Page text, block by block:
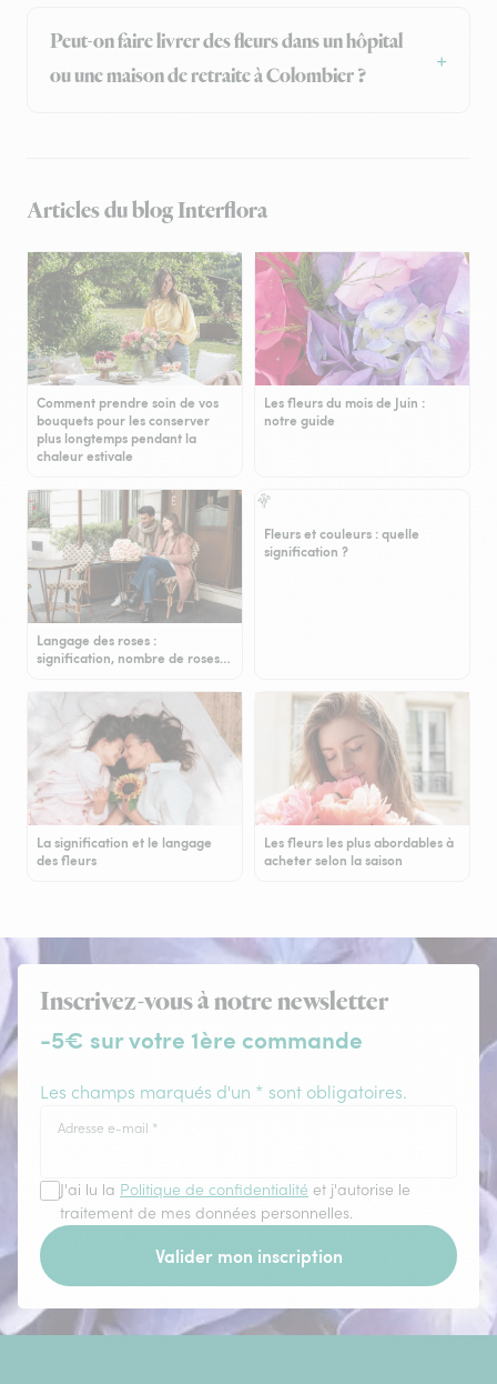
Peut-on faire livrer des fleurs dans un hôpital
ou une maison de retraite à Colombier ?
Articles du blog Interflora
Comment prendre soin de vos
bouquets pour les conserver
plus longtemps pendant la
chaleur estivale
Les fleurs du mois de Juin :
notre guide
Langage des roses :
signification, nombre de roses…
Fleurs et couleurs : quelle
signification ?
La signification et le langage
des fleurs
Les fleurs les plus abordables à
acheter selon la saison
Inscrivez-vous à notre newsletter
-5€ sur votre 1ère commande
Les champs marqués d'un * sont obligatoires.
Adresse e-mail *
J'ai lu la Politique de confidentialité et j'autorise le
traitement de mes données personnelles.
Valider mon inscription